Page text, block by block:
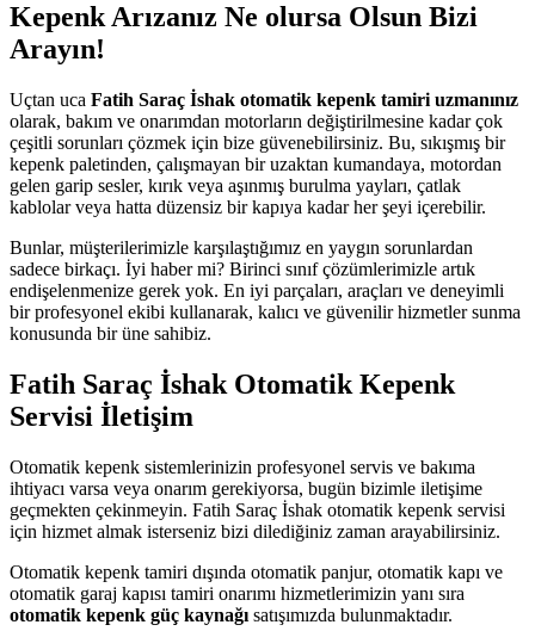
Kepenk Arızanız Ne olursa Olsun Bizi
Arayın!
Uçtan uca Fatih Saraç İshak otomatik kepenk tamiri uzmanınız
olarak, bakım ve onarımdan motorların değiştirilmesine kadar çok
çeşitli sorunları çözmek için bize güvenebilirsiniz. Bu, sıkışmış bir
kepenk paletinden, çalışmayan bir uzaktan kumandaya, motordan
gelen garip sesler, kırık veya aşınmış burulma yayları, çatlak
kablolar veya hatta düzensiz bir kapıya kadar her şeyi içerebilir.
Bunlar, müşterilerimizle karşılaştığımız en yaygın sorunlardan
sadece birkaçı. İyi haber mi? Birinci sınıf çözümlerimizle artık
endişelenmenize gerek yok. En iyi parçaları, araçları ve deneyimli
bir profesyonel ekibi kullanarak, kalıcı ve güvenilir hizmetler sunma
konusunda bir üne sahibiz.
Fatih Saraç İshak Otomatik Kepenk
Servisi İletişim
Otomatik kepenk sistemlerinizin profesyonel servis ve bakıma
ihtiyacı varsa veya onarım gerekiyorsa, bugün bizimle iletişime
geçmekten çekinmeyin. Fatih Saraç İshak otomatik kepenk servisi
için hizmet almak isterseniz bizi dilediğiniz zaman arayabilirsiniz.
Otomatik kepenk tamiri dışında otomatik panjur, otomatik kapı ve
otomatik garaj kapısı tamiri onarımı hizmetlerimizin yanı sıra
otomatik kepenk güç kaynağı satışımızda bulunmaktadır.